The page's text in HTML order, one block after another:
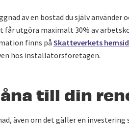
av en bostad du själv använder
utgöra maximalt 30% av
finns på Skatteverkets
hos installatörsföretagen.
till din
även om det gäller en investering